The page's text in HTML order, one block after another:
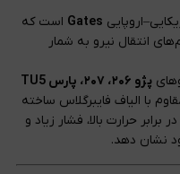
Gates است که
انتقال نیرو به شمار
پژو ۲۰۶، ۲۰۷، پارس TU5
با الیاف فایبرگلاس ساخته
حرارت بالا، فشار زیاد و
نشان دهد.